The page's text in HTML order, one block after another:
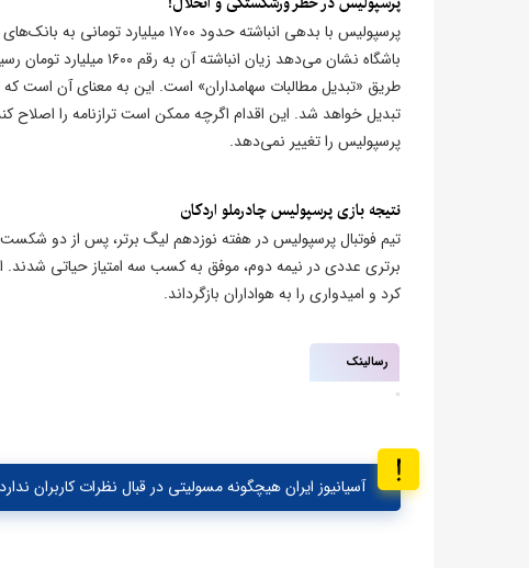
پرسپولیس با بدهی انباشته حدود
باشگاه نشان می‌دهد
طریق «تبدیل مطالبات سهامداران» است. این به معنای آن است
تبدیل خواهد شد. این اقدام اگرچه ممکن است ترازنامه را
پرسپولیس را تغییر نمی‌دهد.
نتیجه بازی پرسپولیس چادرملو اردکان
تیم فوتبال پرسپولیس در هفته نوزدهم لیگ برتر، پس از دو شکست
برتری عددی در نیمه دوم، موفق به کسب سه امتیاز حیاتی
کرد و امیدواری را به هواداران بازگرداند.
رسالینک
آسیانیوز ایران هیچگونه مسولیتی در قبال نظرات کاربران